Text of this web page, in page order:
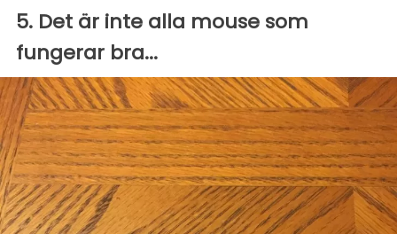
5. Det är inte alla mouse som
fungerar bra...